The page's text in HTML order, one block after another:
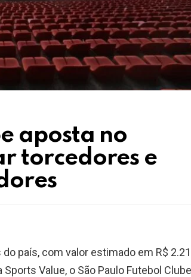
aposta no
torcedores e
país, com valor estimado em R$
Value, o São Paulo Futebol Clube